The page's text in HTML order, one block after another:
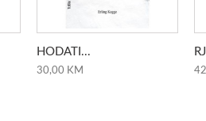
HODATI...
30,00 KM